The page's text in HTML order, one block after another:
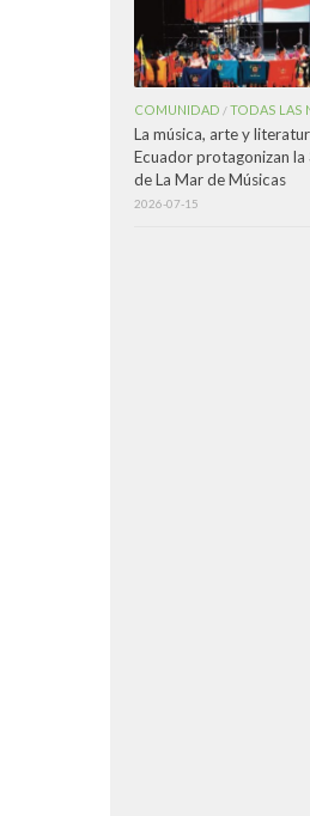
COMUNIDAD /TODAS LAS
La música, arte y
Ecuador protagonizan la
de La Mar de Músicas
2026-07-15